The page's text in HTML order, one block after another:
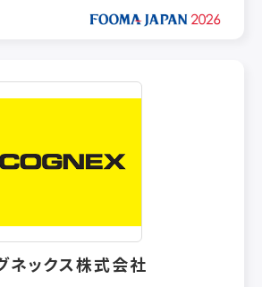
ウではICTを活用した新しい生産管理システ
としています。
て喜び」「作って喜び」のトライアングルの具
貢献して参ります。
ネックス株式会社